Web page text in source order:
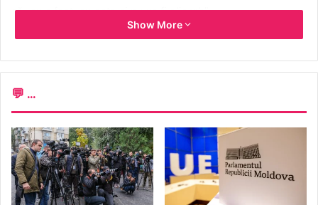
că „nu a fost, nu este și nu va fi oligarh”.
afacerile în condițiile pieței. „Perioada scurtă de șase luni,
agresiunea militară rusă împotriva Ucrainei nu permit SCM
Ahmetov.
Ulterior, reprezentanții SCM au precizat că omul de afaceri
întoarce statului doar licențele de emisie, iar alte active nu
Show More
💬 ...